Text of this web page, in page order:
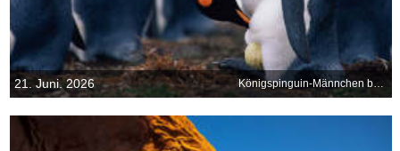
21. Juni. 2026 Königspinguin‑Männchen bei der Brutpflege